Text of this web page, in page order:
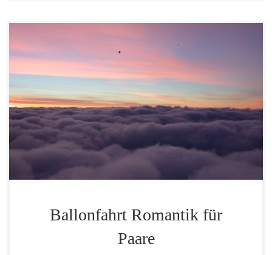
Sie wollen mit Ihrem Partner/in im siebten Himmel
schweben, oder sogar in luftigen Höhen den
besonderen Antrag stellen? Kein Problem! Sie fahren
exklusiv zu zweit (natürlich plus Ihrem persönlichen
Piloten) im Ballonkorb. Kein weiterer Gast ist
anwesend, Sie haben dieses romantische Erlebnis für
sich ganz allein.
Ballonfahrt Romantik für
Paare